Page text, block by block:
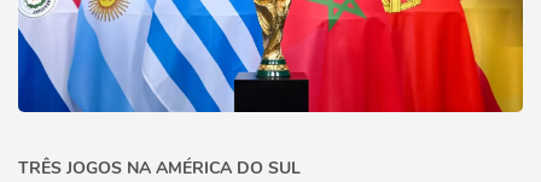
TRÊS JOGOS NA AMÉRICA DO SUL